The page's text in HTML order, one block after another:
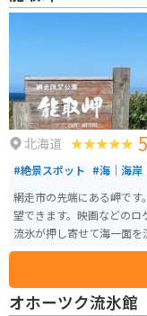
でも凍らないという特長が
グリーンや淡い青に変色することもありま
道を1kmほど進んで行く
すが、注意してください
す。
北海道 5
#絶景スポット #海｜海岸
網走市の先端にある岬で
望できます。映画などのロ
流氷が押し寄せて海一面
を楽しめます。
オホーツク流氷館